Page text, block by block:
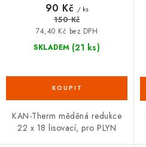
SKLADEM (21 ks)
74,40 Kč bez DPH
90 Kč / ks
150 Kč
KAN-Therm měděná redukce
22 x 18 lisovací, pro PLYN